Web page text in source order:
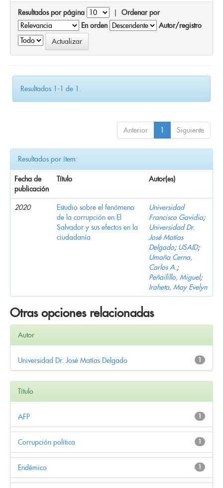
Resultados por página | Ordenar por
En orden
Autor/registro
Resultados 1-1 de 1.
Anterior 1 Siguiente
Resultados por ítem:
Fecha de
publicación
Título Autor(es)
2020
Estudio sobre el fenómeno
de la corrupción en El
Salvador y sus efectos en la
ciudadanía
Universidad
Francisco Gavidia;
Universidad Dr.
José Matías
Delgado; USAID;
Umaña Cerna,
Carlos A.;
Peñailillo, Miguel;
Iraheta, May Evelyn
Otras opciones relacionadas
Autor
1
Universidad Dr. José Matías Delgado
Título
1
AFP
1
Corrupción política
1
Endémico